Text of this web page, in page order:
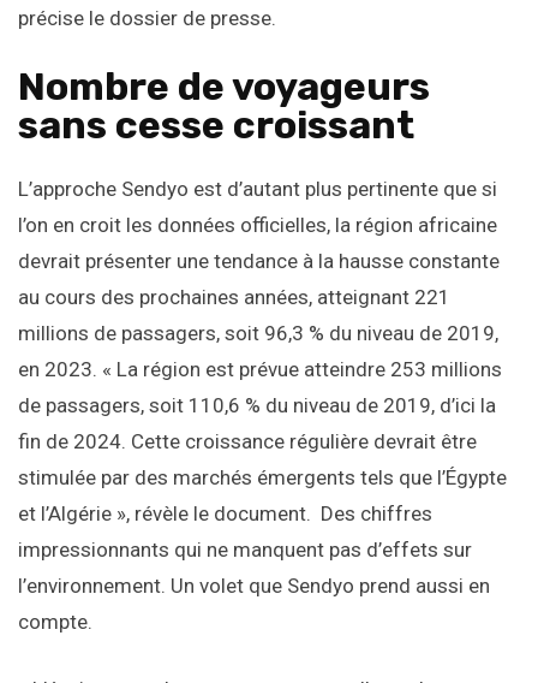
précise le dossier de presse.
Nombre de voyageurs
sans cesse croissant
L’approche Sendyo est d’autant plus pertinente que si
l’on en croit les données officielles, la région africaine
devrait présenter une tendance à la hausse constante
au cours des prochaines années, atteignant 221
millions de passagers, soit 96,3 % du niveau de 2019,
en 2023. « La région est prévue atteindre 253 millions
de passagers, soit 110,6 % du niveau de 2019, d’ici la
fin de 2024. Cette croissance régulière devrait être
stimulée par des marchés émergents tels que l’Égypte
et l’Algérie », révèle le document. Des chiffres
impressionnants qui ne manquent pas d’effets sur
l’environnement. Un volet que Sendyo prend aussi en
compte.